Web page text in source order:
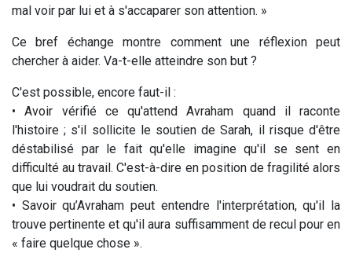
mal voir par lui et à s'accaparer son attention. »
Ce bref échange montre comment une réflexion peut
chercher à aider. Va-t-elle atteindre son but ?
C'est possible, encore faut-il :
• Avoir vérifié ce qu'attend Avraham quand il raconte
l'histoire ; s'il sollicite le soutien de Sarah, il risque d'être
déstabilisé par le fait qu'elle imagine qu'il se sent en
difficulté au travail. C'est-à-dire en position de fragilité alors
que lui voudrait du soutien.
• Savoir qu’Avraham peut entendre l'interprétation, qu'il la
trouve pertinente et qu'il aura suffisamment de recul pour en
« faire quelque chose ».